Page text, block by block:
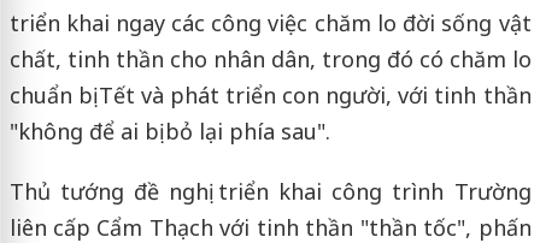
triển khai ngay các công việc chăm lo đời sống vật
chất, tinh thần cho nhân dân, trong đó có chăm lo
chuẩn bị Tết và phát triển con người, với tinh thần
"không để ai bị bỏ lại phía sau".
Thủ tướng đề nghị triển khai công trình Trường
liên cấp Cẩm Thạch với tinh thần "thần tốc", phấn